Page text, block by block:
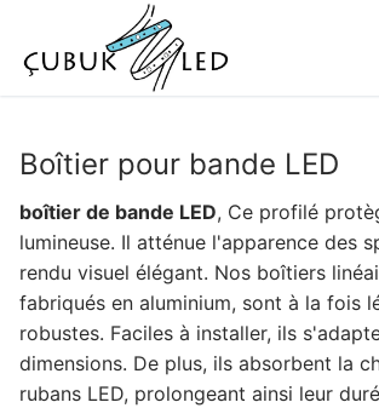
ANASAYFA
Boîtier pour bande LED
boîtier de bande LED, Ce profilé
lumineuse. Il atténue l'apparence des
rendu visuel élégant. Nos boîtiers
fabriqués en aluminium, sont à la fois
robustes. Faciles à installer, ils
dimensions. De plus, ils absorbent la
rubans LED, prolongeant ainsi leur